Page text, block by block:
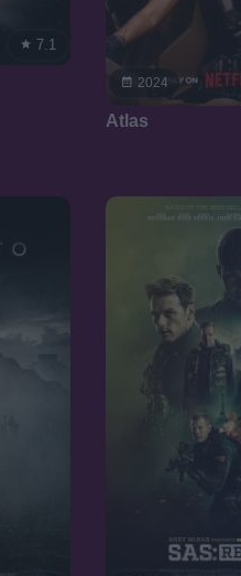
7.1
2024
Atlas